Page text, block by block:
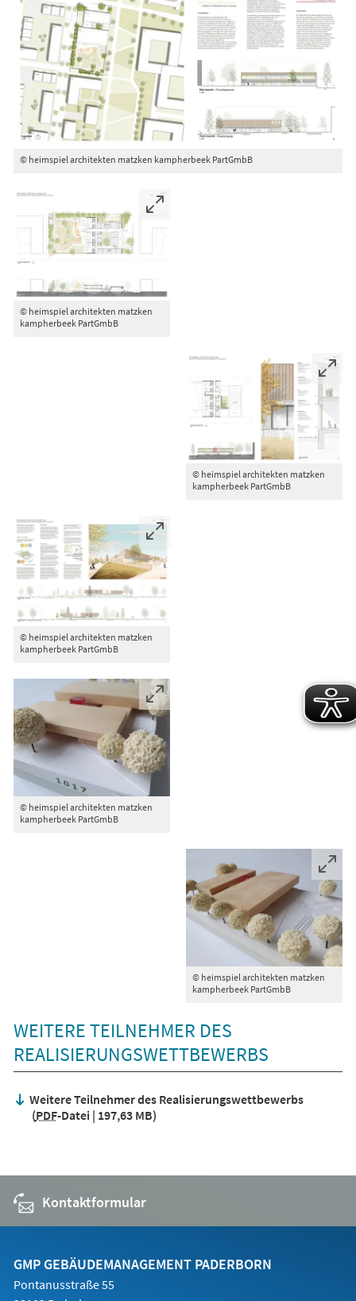
© heimspiel architekten matzken kampherbeek PartGmbB
© heimspiel architekten matzken
kampherbeek PartGmbB
© heimspiel architekten matzken
kampherbeek PartGmbB
© heimspiel architekten matzken
kampherbeek PartGmbB
© heimspiel architekten matzken
kampherbeek PartGmbB
© heimspiel architekten matzken
kampherbeek PartGmbB
WEITERE TEILNEHMER DES
REALISIERUNGSWETTBEWERBS
Weitere Teilnehmer des Realisierungswettbewerbs
PDF-Datei 197,63 MB
Kontaktformular
GMP GEBÄUDEMANAGEMENT PADERBORN
Pontanusstraße 55